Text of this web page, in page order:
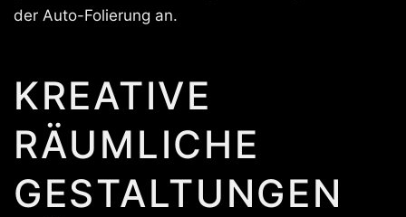
der Auto-Folierung an.
KREATIVE
RÄUMLICHE
GESTALTUNGEN